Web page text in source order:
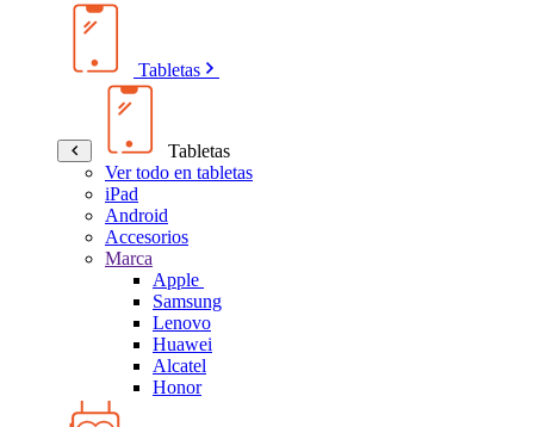
Tabletas
Tabletas
Ver todo en tabletas
iPad
Android
Accesorios
Marca
Apple
Samsung
Lenovo
Huawei
Alcatel
Honor